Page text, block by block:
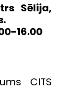
Sēlija,
16.00
CITS